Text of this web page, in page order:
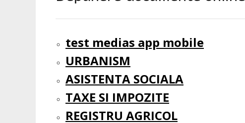
test medias app mobile
URBANISM
ASISTENTA SOCIALA
TAXE SI IMPOZITE
REGISTRU AGRICOL